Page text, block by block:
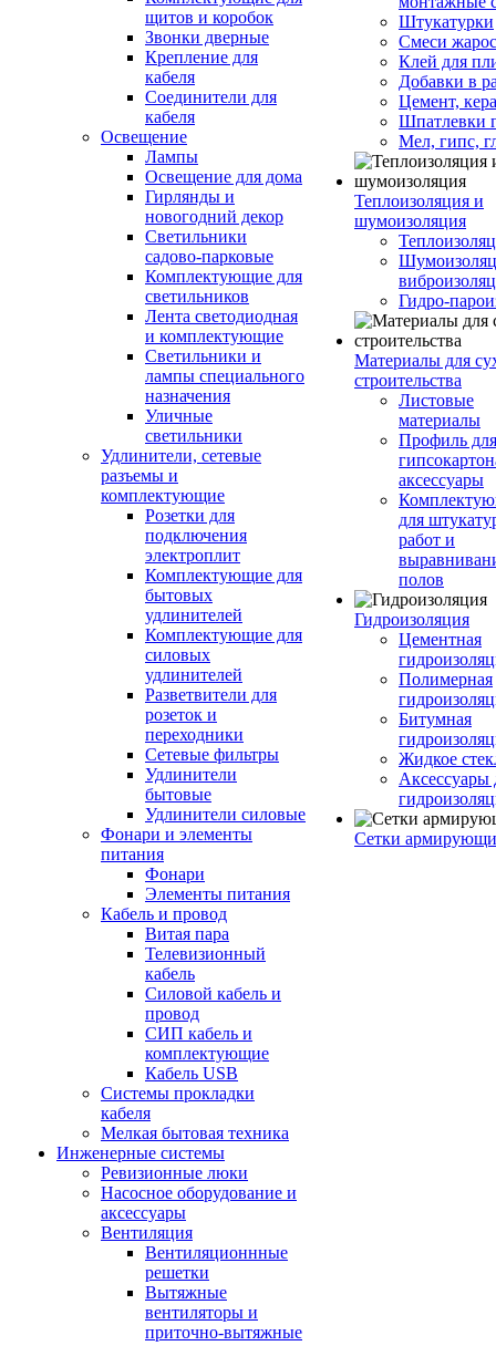
щитов и коробок
Звонки дверные
Крепление для
кабеля
Соединители для
кабеля
Освещение
Лампы
Освещение для дома
Гирлянды и
новогодний декор
Светильники
садово-парковые
Комплектующие для
светильников
Лента светодиодная
и комплектующие
Светильники и
лампы специального
назначения
Уличные
светильники
Удлинители, сетевые
разъемы и
комплектующие
Розетки для
подключения
электроплит
Комплектующие для
бытовых
удлинителей
Комплектующие для
силовых
удлинителей
Разветвители для
розеток и
переходники
Сетевые фильтры
Удлинители
бытовые
Удлинители силовые
Фонари и элементы
питания
Фонари
Элементы питания
Кабель и провод
Витая пара
Телевизионный
кабель
Силовой кабель и
провод
СИП кабель и
комплектующие
Кабель USB
Системы прокладки
кабеля
Мелкая бытовая техника
Инженерные системы
Ревизионные люки
Насосное оборудование и
аксессуары
Вентиляция
Вентиляционнные
решетки
Вытяжные
вентиляторы и
приточно-вытяжные
Штукатурки
Смеси
Клей для
Добавки в
Цемент,
Шпатлевки
Мел, гипс,
Теплоизоляция и
шумоизоляция
Гидро-
Материалы для
строительства
Листовые
материалы
Профиль для
аксессуары
для
работ и
полов
Гидроизоляция
Цементная
Полимерная
Битумная
Жидкое
Аксессуары
Сетки